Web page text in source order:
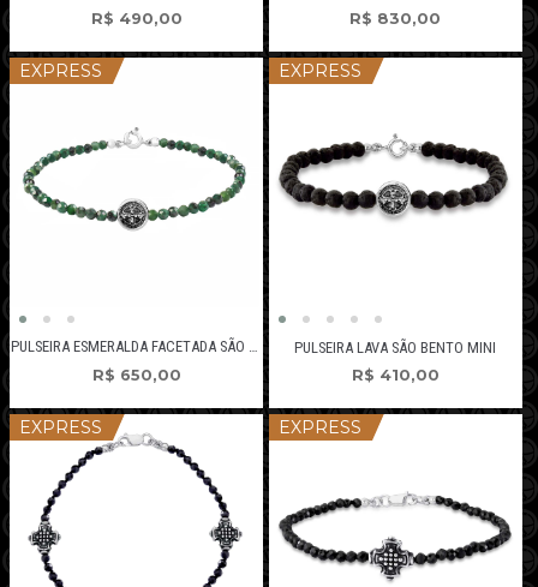
R$ 490,00
R$ 830,00
EXPRESS
PULSEIRA ESMERALDA FACETADA SÃO BENTO
R$ 650,00
EXPRESS
PULSEIRA LAVA SÃO BENTO MINI
R$ 410,00
EXPRESS EXPRESS